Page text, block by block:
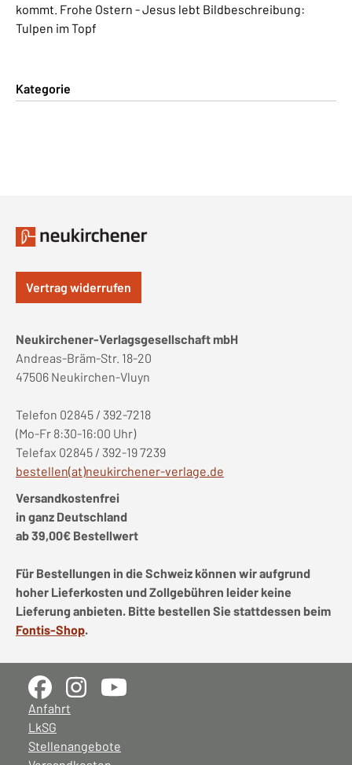
kommt. Frohe Ostern - Jesus lebt Bildbeschreibung:
Tulpen im Topf
Kategorie
Vertrag widerrufen
Neukirchener-Verlagsgesellschaft mbH
Andreas-Bräm-Str. 18-20
47506 Neukirchen-Vluyn
Telefon 02845 / 392-7218
(Mo-Fr 8:30-16:00 Uhr)
Telefax 02845 / 392-19 7239
bestellen(at)neukirchener-verlage.de
Versandkostenfrei
in ganz Deutschland
ab 39,00€ Bestellwert
Für Bestellungen in die Schweiz können wir aufgrund
hoher Lieferkosten und Zollgebühren leider keine
Lieferung anbieten. Bitte bestellen Sie stattdessen beim
Fontis-Shop.
Anfahrt
LkSG
Stellenangebote